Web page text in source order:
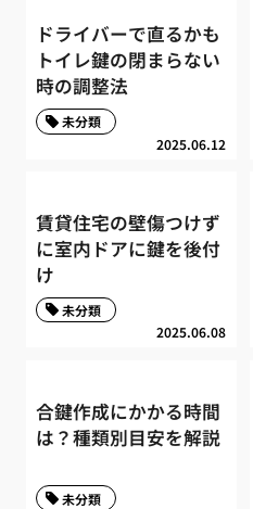
ドライバーで直るかも
トイレ鍵の閉まらない
時の調整法
2025.06.12
未分類
賃貸住宅の壁傷つけず
に室内ドアに鍵を後付
け
2025.06.08
未分類
合鍵作成にかかる時間
は？種類別目安を解説
未分類